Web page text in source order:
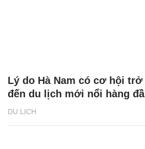
DU LỊCH
Lý do Hà Nam có cơ hội trở
đến du lịch mới nổi hàng